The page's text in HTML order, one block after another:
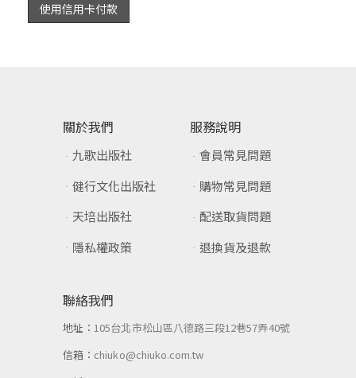
使用信用卡付款
關於我們
九歌出版社
健行文化出版社
天培出版社
隱私權政策
服務說明
會員常見問題
購物常見問題
配送取貨問題
退換貨及退款
聯絡我們
地址：105台北市松山區八德路三段12巷57弄40號
信箱： chiuko@chiuko.com.tw